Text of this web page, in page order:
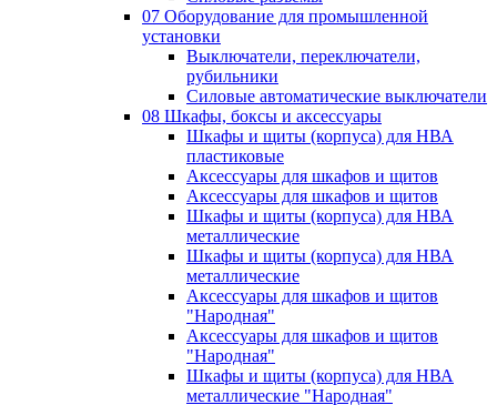
07 Оборудование для промышленной
установки
Выключатели, переключатели,
рубильники
Силовые автоматические выключатели
08 Шкафы, боксы и аксессуары
Шкафы и щиты (корпуса) для НВА
пластиковые
Аксессуары для шкафов и щитов
Аксессуары для шкафов и щитов
Шкафы и щиты (корпуса) для НВА
металлические
Шкафы и щиты (корпуса) для НВА
металлические
Аксессуары для шкафов и щитов
"Народная"
Аксессуары для шкафов и щитов
"Народная"
Шкафы и щиты (корпуса) для НВА
металлические "Народная"